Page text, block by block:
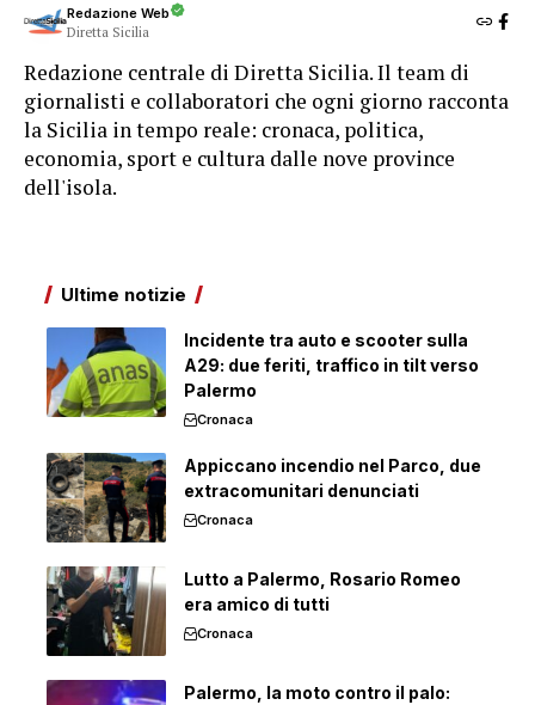
Redazione Web
Diretta Sicilia
Redazione centrale di Diretta Sicilia. Il team di
giornalisti e collaboratori che ogni giorno racconta
la Sicilia in tempo reale: cronaca, politica,
economia, sport e cultura dalle nove province
dell'isola.
Ultime notizie
Incidente tra auto e scooter sulla
A29: due feriti, traffico in tilt verso
Palermo
Cronaca
Appiccano incendio nel Parco, due
extracomunitari denunciati
Cronaca
Lutto a Palermo, Rosario Romeo
era amico di tutti
Cronaca
Palermo, la moto contro il palo: